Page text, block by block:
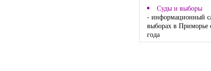
Суды и выборы
- информационный
выборах в Приморье
года